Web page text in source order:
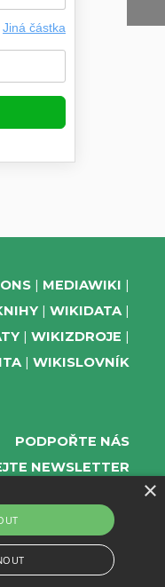
MEDIAWIKI
WIKIDATA
WIKIZDROJE
WIKISLOVNÍK
PODPOŘTE NÁS
NEWSLETTER
WIKIKOMPAS
WEBHOSTINGU
ACTIVE 24.
×